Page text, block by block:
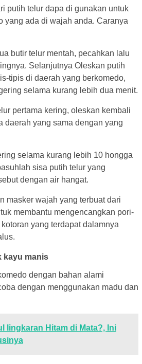
putih telur dapa di gunakan untuk
yang ada di wajah anda. Caranya
butir telur mentah, pecahkan lalu
Selanjutnya Oleskan putih
tipis di daerah yang berkomedo,
selama kurang lebih dua menit.
pertama kering, oleskan kembali
daerah yang sama dengan yang
selama kurang lebih 10 hongga
sisa putih telur yang
dengan air hangat.
masker wajah yang terbuat dari
membantu mengencangkan pori-
yang terdapat dalamnya
kayu manis
dengan bahan alami
dengan menggunakan madu dan
lingkaran Hitam di Mata?, Ini